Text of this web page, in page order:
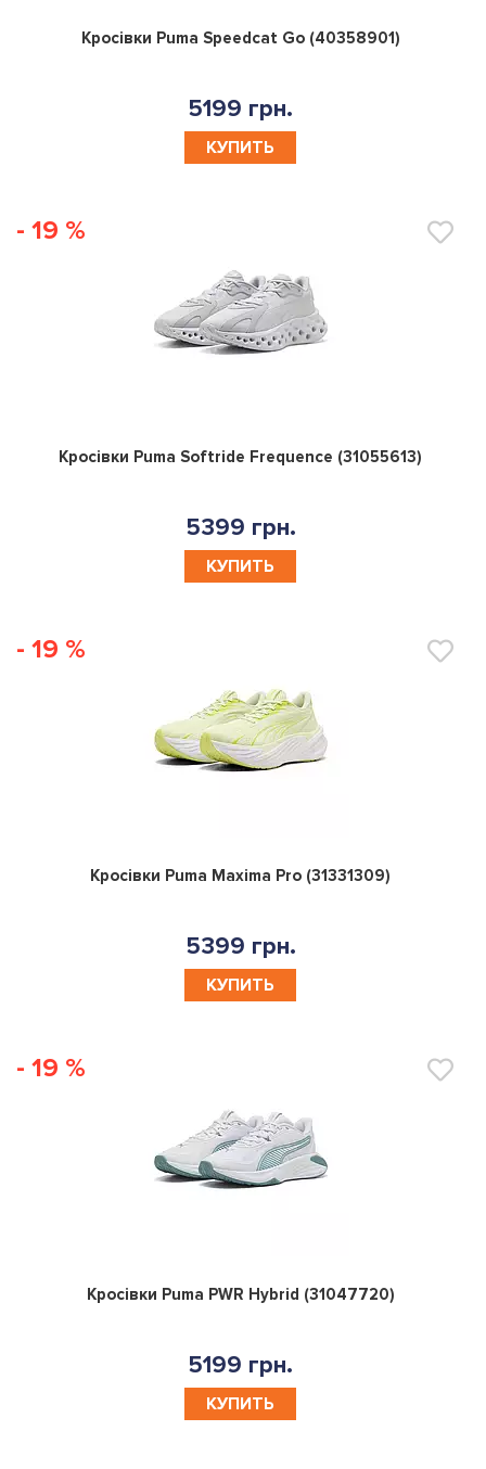
0
Кросівки Puma Speedcat Go (40358901)
5199 грн.
КУПИТЬ
- 19 %
0
Кросівки Puma Softride Frequence (31055613)
5399 грн.
КУПИТЬ
- 19 %
0
Кросівки Puma Maxima Pro (31331309)
5399 грн.
КУПИТЬ
- 19 %
0
Кросівки Puma PWR Hybrid (31047720)
5199 грн.
КУПИТЬ